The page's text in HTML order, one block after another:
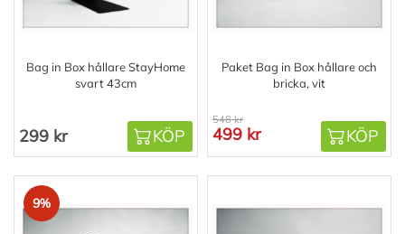
Bag in Box hållare StayHome
svart 43cm
299 kr KÖP
Paket Bag in Box hållare och
bricka, vit
548 kr
499 kr KÖP
9%